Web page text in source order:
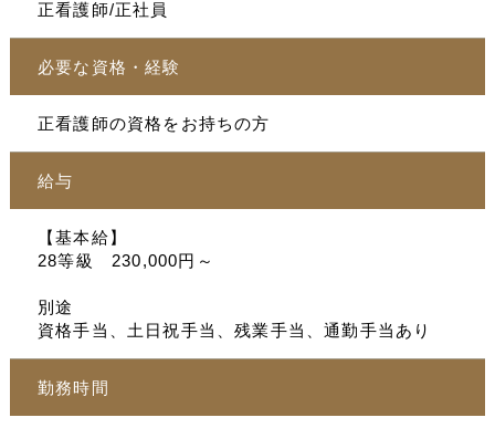
正看護師/正社員
必要な資格・経験
正看護師の資格をお持ちの方
給与
【基本給】
28等級 230,000円～
別途
資格手当、土日祝手当、残業手当、通勤手当あり
勤務時間